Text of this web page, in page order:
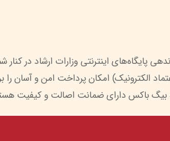
بیگ باکس دارای ضمانت اصالت و کیفیت